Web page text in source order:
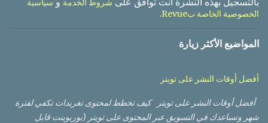
شروط الخدمة
سياسية
الخصوصية الخاصة بRevue
.
المواضيع الأكثر زيارة
أفضل أوقات النشر على تويتر
أفضل أوقات النشر على تويتر كيف تخطط لمحتوى تغريدات تكفي لفترة
شهر وتساعدك في التسويق عبر المحتوى على تويتر (بوربوينت قابل